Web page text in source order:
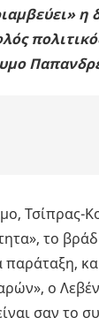
η
Τσίπρας-
το
παράταξη,
ο
σαν το